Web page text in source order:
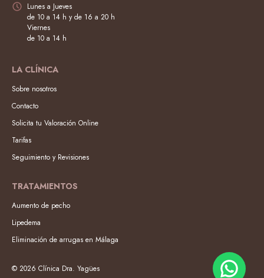
Lunes a Jueves
de 10 a 14 h y de 16 a 20 h
Viernes
de 10 a 14 h
LA CLÍNICA
Sobre nosotros
Contacto
Solicita tu Valoración Online
Tarifas
Seguimiento y Revisiones
TRATAMIENTOS
Aumento de pecho
Lipedema
Eliminación de arrugas en Málaga
© 2026 Clínica Dra. Yagües